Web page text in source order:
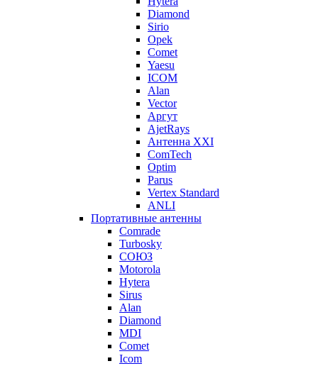
Diamond
Sirio
Opek
Comet
Yaesu
ICOM
Alan
Vector
Аргут
AjetRays
Антенна XXI
ComTech
Optim
Parus
Vertex Standard
ANLI
Портативные антенны
Comrade
Turbosky
СОЮЗ
Motorola
Hytera
Sirus
Alan
Diamond
MDI
Comet
Icom